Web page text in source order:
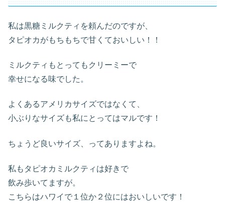
私は黒糖ミルクティを頼んだのですが、
タピオカがもちもちで甘くておいしい！！
ミルクティもとってもクリーミーで
幸せになる味でした。
よくあるアメリカサイズではなくて、
小ぶりなサイズも私にとってはマルです！
ちょうど良いサイズ、ってありますよね。
私もタピオカミルクティは好きで
飲み歩いてますが。
こちらはハワイで１位か２位にはおいしいです！